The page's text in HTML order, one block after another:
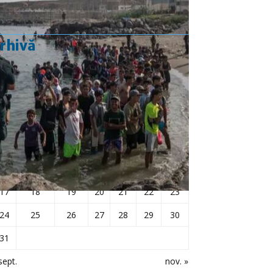
octombrie 2022
L Ma Mi J V S D
nov. »
1
2
3
4 5 6 7 8
9
11 12 13 14 15
16
18 19 20 21 22
23
25 26 27 28 29
30